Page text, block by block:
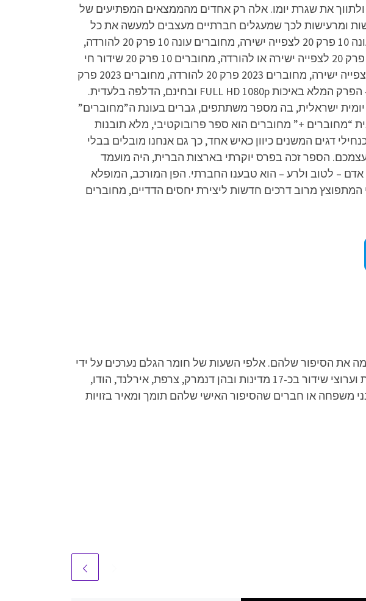
את שגרת יומו. אלה רק אחדים מהממצאים המפתיעים של
ומרעישות לכך שמעגלים חברתיים מעצבים למעשה את כל
היבטי חיינו: איך אנחנו מרגישים, עם מי אנחנו מתחתנים, האם אנחנו חולים, מחוברים עונה 10 פרק 20 לצפייה ישירה, מחוברים עונה 10 פרק 20 להורדה,
מחוברים עונה 10 פרק 20 שידור חי, מחוברים עונה 10 פרק 20 שידור ישיר, מחוברים 10 פרק 20 לצפייה ישירה או להורדה, מחוברים 10 פרק 20 שידור חי
ישיר, מחוברים עונת העשור פרק 20 לצפייה ישירה או להורדה, מחוברים 2023 פרק 20 לצפייה ישירה, מחוברים 2023 פרק 20 להורדה, מחוברים 2023 פרק
20 שידור חי, מחוברים 2023 פרק 20 שידור ישיר, מחוברים סדרה הוט 3 פרקים מלאים – הפרק המלא באיכות FULL HD 1080p ובחינם, הדלפה בלעדית.
ישראלית, בה מספר משתתפים, גברים בעונת ה”מחוברים”
“מחוברים +” מחוברים הוא ספר פרובוקטיבי, מלא תובנות
דגים המשנים כיוון כאיש אחד, כך גם אנחנו מובלים בבלי
הספר זכה בפרס יוקרתי בארצות הברית, היה מועמד
– לטוב ולרע – הוא טבענו החברתי. הפן המורכב, המופלא
מרוב דרכים חדשות ליצירת יחסים הדדיים, מחוברים
את הסיפור שלהם. אלפי השעות של חומר הגלם נערכים על ידי
במאי ויוצרי הסדרה ל-35 פרקים של 22 דקות. הפורמט של התוכנית נמכר לחברת הפקות וערוצי שידור בכ-17 מדינות ובהן דנמרק, צרפת, אירלנד, הודו,
משפחה או חברים שהסיפור האישי שלהם תומך ומאיר בזויות